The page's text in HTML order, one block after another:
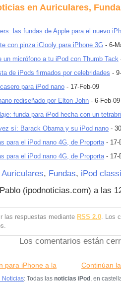
en Auriculares,
las fundas de Apple para el nuevo
con pinza iClooly para iPhone 3G - 6-
un micrófono a tu iPod con Thumb Tack
de iPods firmados por celebridades -
para iPod nano - 17-Feb-09
rediseñado por Elton John - 6-Feb-09
funda para iPod hecha con un
sí: Barack Obama y su iPod nano -
para el iPod nano 4G, de Proporta- 17-
para el iPod nano 4G, de Proporta- 17-
Auriculares, Fundas, iPod
(ipodnoticias.com) a las
las respuestas mediante RSS 2.0. Los
Los comentarios están
para iPhone a la
Continúan
Noticias: Todas las noticias iPod , en